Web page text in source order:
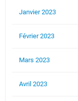
Janvier 2023
Février 2023
Mars 2023
Avril 2023